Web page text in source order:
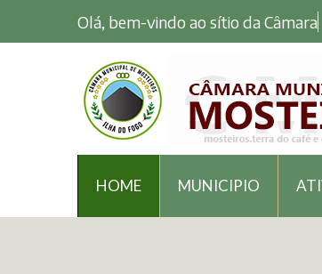
Olá, bem-vindo ao sítio da Câmara
HOME MUNICIPIO